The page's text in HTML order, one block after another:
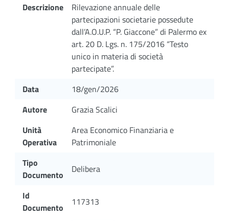
Descrizione
Rilevazione annuale delle
partecipazioni societarie possedute
dall’A.O.U.P. “P. Giaccone” di Palermo ex
art. 20 D. Lgs. n. 175/2016 “Testo
unico in materia di società
partecipate”.
Data
18/gen/2026
Autore
Grazia Scalici
Unità
Operativa
Area Economico Finanziaria e
Patrimoniale
Tipo
Documento
Delibera
Id
Documento
117313